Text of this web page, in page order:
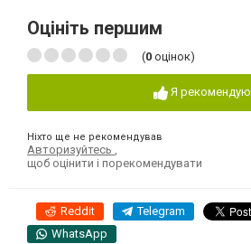
Оцініть першим
(0 оцінок)
Я рекомендую
Ніхто ще не рекомендував
Авторизуйтесь
щоб оцінити і порекомендувати
Reddit Telegram
WhatsApp